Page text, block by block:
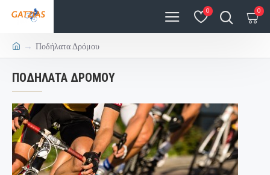
0 0
Ποδήλατα Δρόμου
ΠΟΔΉΛΑΤΑ ΔΡΌΜΟΥ